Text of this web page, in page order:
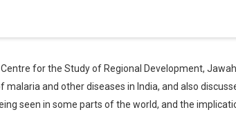
for the Study of Regional Development,
and other diseases in India, and also
seen in some parts of the world, and the